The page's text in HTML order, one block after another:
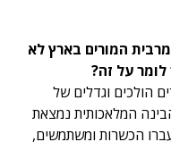
המורים בארץ לא
לומר על זה?
הולכים וגדלים של
המלאכותית נמצאת
כבר עברו הכשרות ומשתמשים,